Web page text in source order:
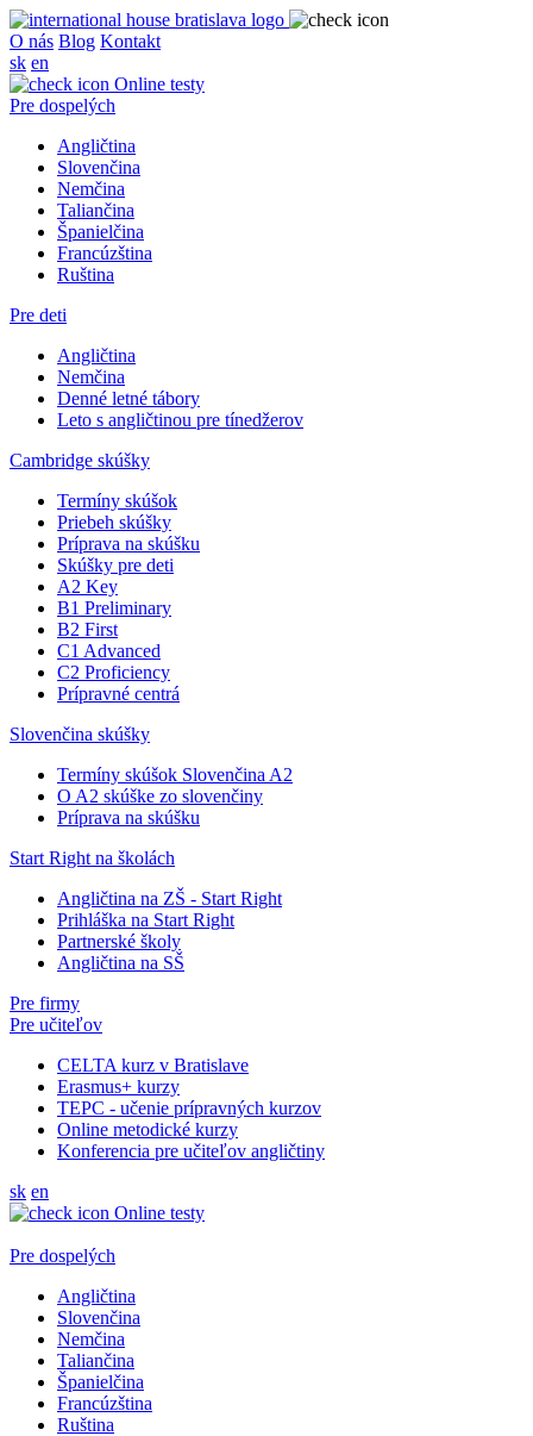
O nás Blog Kontakt
sk en
Online testy
Pre dospelých
Angličtina
Slovenčina
Nemčina
Taliančina
Španielčina
Francúzština
Ruština
Pre deti
Angličtina
Nemčina
Denné letné tábory
Leto s angličtinou pre tínedžerov
Cambridge skúšky
Termíny skúšok
Priebeh skúšky
Príprava na skúšku
Skúšky pre deti
A2 Key
B1 Preliminary
B2 First
C1 Advanced
C2 Proficiency
Prípravné centrá
Slovenčina skúšky
Termíny skúšok Slovenčina A2
O A2 skúške zo slovenčiny
Príprava na skúšku
Start Right na školách
Angličtina na ZŠ - Start Right
Prihláška na Start Right
Partnerské školy
Angličtina na SŠ
Pre firmy
Pre učiteľov
CELTA kurz v Bratislave
Erasmus+ kurzy
TEPC - učenie prípravných kurzov
Online metodické kurzy
Konferencia pre učiteľov angličtiny
sk en
Online testy
Pre dospelých
Angličtina
Slovenčina
Nemčina
Taliančina
Španielčina
Francúzština
Ruština